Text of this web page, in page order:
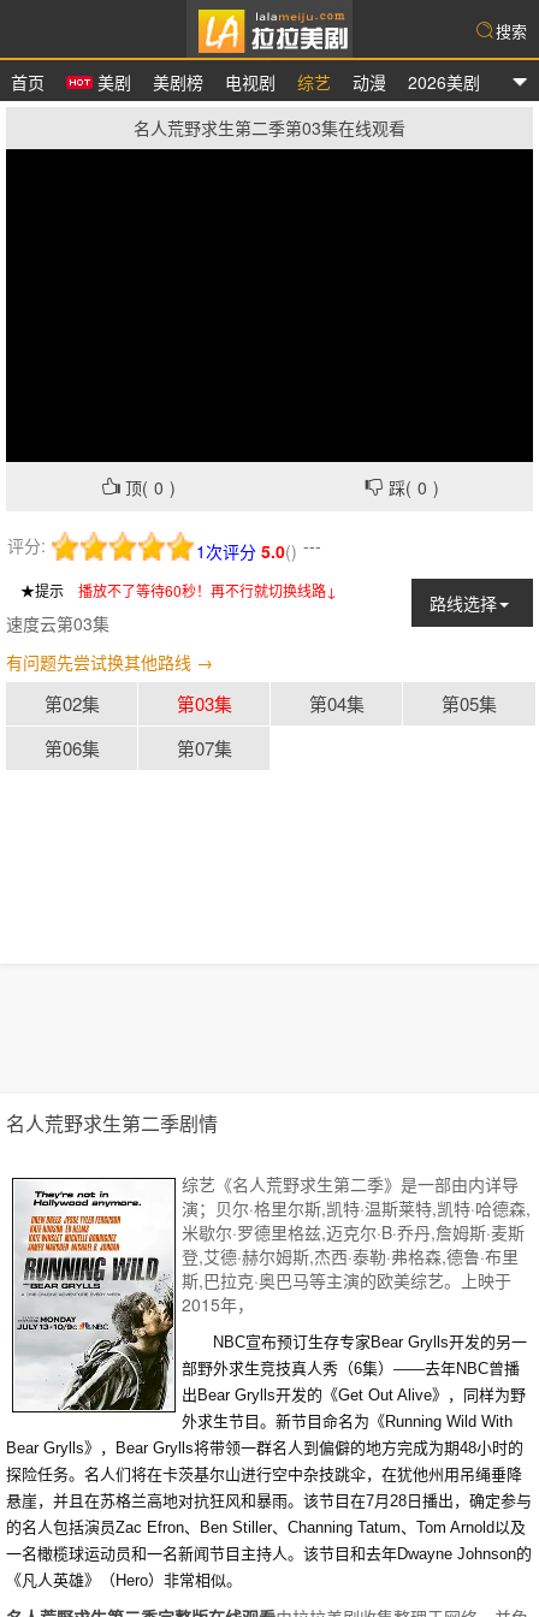
拉拉美剧
首页 美剧 美剧榜 电视剧 综艺 动漫 2026美剧
搜索
名人荒野求生第二季第03集在线观看
顶( 0 ) 踩( 0 )
评分: 5.0(
1次评分 ) ---
★提示 播放不了等待60秒！再不行就切换线路↓
路线选择
速度云第03集
有问题先尝试换其他路线 →
第02集 第03集 第04集
第05集
第06集
第07集
名人荒野求生第二季剧情
综艺《名人荒野求生第二季》是一部由内详导
演；贝尔·格里尔斯,凯特·温斯莱特,凯特·哈德森,
米歇尔·罗德里格兹,迈克尔·B·乔丹,詹姆斯·麦斯
登,艾德·赫尔姆斯,杰西·泰勒·弗格森,德鲁·布里
斯,巴拉克·奥巴马等主演的欧美综艺。上映于
2015年，
NBC宣布预订生存专家Bear Grylls开发的另一
部野外求生竞技真人秀（6集）——去年NBC曾播
出Bear Grylls开发的《Get Out Alive》，同样为野
外求生节目。新节目命名为《Running Wild With
Bear Grylls》，Bear Grylls将带领一群名人到偏僻的地方完成为期48小时的
探险任务。名人们将在卡茨基尔山进行空中杂技跳伞，在犹他州用吊绳垂降
悬崖，并且在苏格兰高地对抗狂风和暴雨。该节目在7月28日播出，确定参与
的名人包括演员Zac Efron、Ben Stiller、Channing Tatum、Tom Arnold以及
一名橄榄球运动员和一名新闻节目主持人。该节目和去年Dwayne Johnson的
《凡人英雄》（Hero）非常相似。